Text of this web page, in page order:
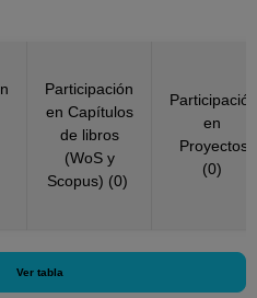
Irlanda (2016, 2017)
Mexicana, México (2017)
JOURNAL OF BOTANY,
Participación
en Capítulos
de libros
(WoS y
Scopus) (0)
Participación
en
Proyectos
(0)
Ver tabla